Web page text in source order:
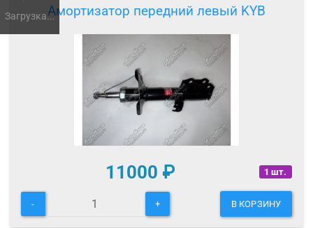
Загрузка...Амортизатор передний левый KYB
1 шт.
11000 ₽
- + В КОРЗИНУ